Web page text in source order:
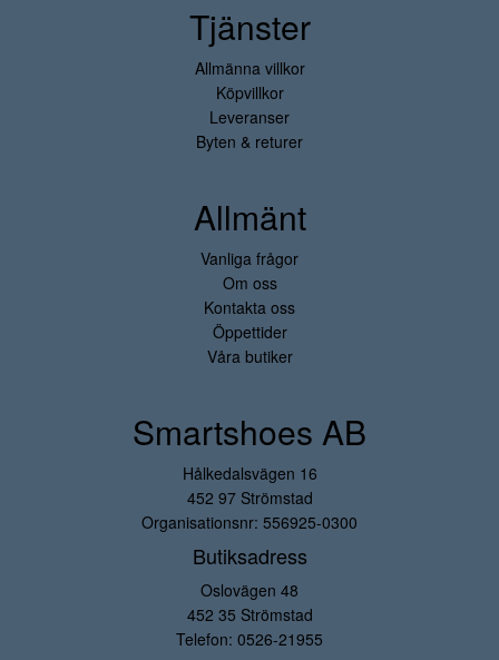
Tjänster
Allmänna villkor
Köpvillkor
Leveranser
Byten & returer
Allmänt
Vanliga frågor
Om oss
Kontakta oss
Öppettider
Våra butiker
Smartshoes AB
Hålkedalsvägen 16
452 97 Strömstad
Organisationsnr: 556925-0300
Butiksadress
Oslovägen 48
452 35 Strömstad
Telefon: 0526-21955